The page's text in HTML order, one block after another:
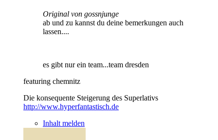
Original von gossnjunge
ab und zu kannst du deine bemerkungen auch
lassen....
es gibt nur ein team...team dresden
featuring chemnitz
Die konsequente Steigerung des Superlativs
http://www.hyperfantastisch.de
Inhalt melden